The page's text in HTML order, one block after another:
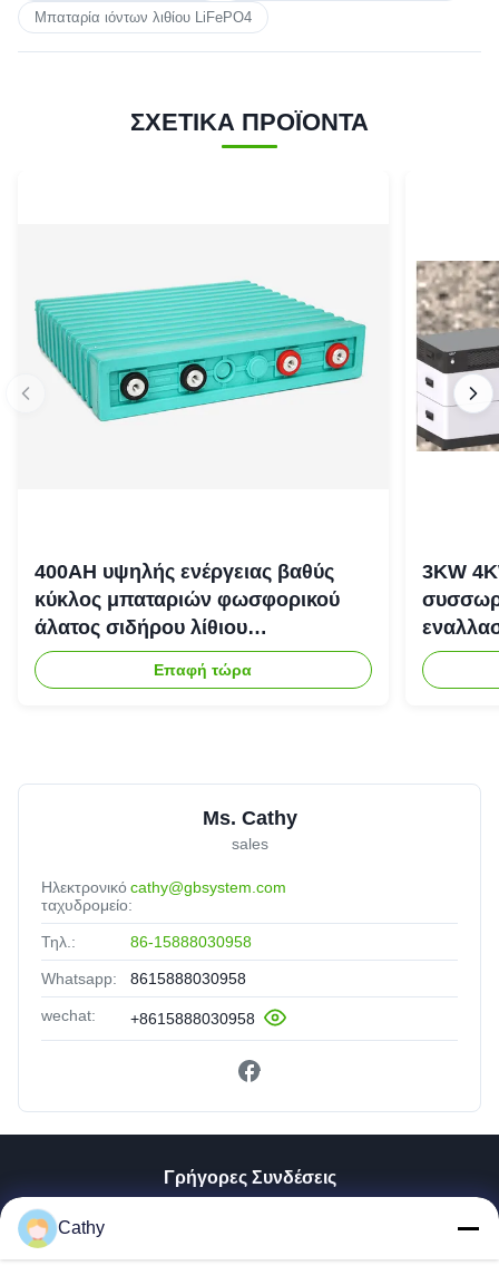
Μπαταρία ιόντων λιθίου LiFePO4
ΣΧΕΤΙΚΑ ΠΡΟΪΟΝΤΑ
400AH υψηλής ενέργειας βαθύς
κύκλος μπαταριών φωσφορικού
άλατος σιδήρου λίθιου
επανακαταλογηστέος
Επαφή τώρα
3KW
Ms. Cathy
sales
Ηλεκτρονικό
ταχυδρομείο:
cathy@gbsystem.com
Τηλ.: 86-15888030958
Whatsapp: 8615888030958
wechat: +8615888030958
Γρήγορες Συνδέσεις
Cathy